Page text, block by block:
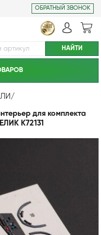
ОБРАТНЫЙ ЗВОНОК
/
для комплекта
K72131